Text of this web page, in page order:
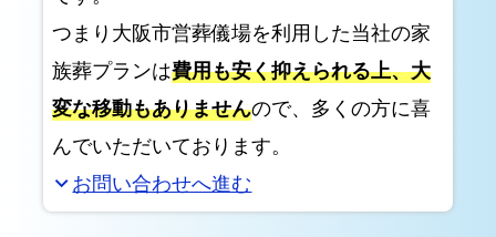
生
祭
壇
の
サ
つまり大阪市営葬儀場を利用した当社の家
族葬プランは費用も安く抑えられる上、大
変な移動もありませんので、多くの方に喜
んでいただいております。
expand_moreお問い合わせへ進む